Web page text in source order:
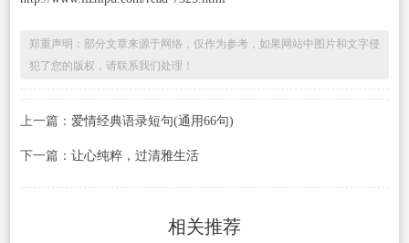
郑重声明：部分文章来源于网络，仅作为参考，如果网站中图片和文字侵
犯了您的版权，请联系我们处理！
上一篇： 爱情经典语录短句(通用66句)
下一篇： 让心纯粹，过清雅生活
相关推荐